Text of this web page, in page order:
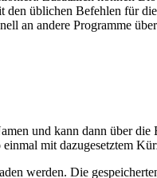
üblichen Befehlen für
an andere Programme
und kann dann über die
mit dazugesetztem
werden. Die